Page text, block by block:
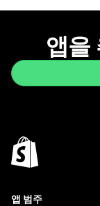
앱을
앱 범주